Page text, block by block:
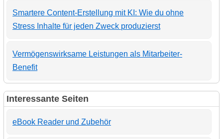
Smartere Content-Erstellung mit KI: Wie du ohne
Stress Inhalte für jeden Zweck produzierst
Vermögenswirksame Leistungen als Mitarbeiter-
Benefit
Interessante Seiten
eBook Reader und Zubehör